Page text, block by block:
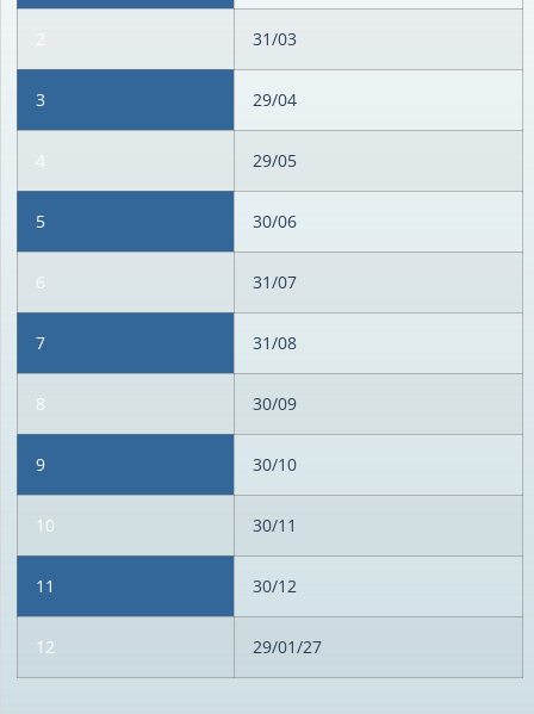
2 31/03
3 29/04
4 29/05
5 30/06
6 31/07
7 31/08
8 30/09
9 30/10
10 30/11
11 30/12
12 29/01/27